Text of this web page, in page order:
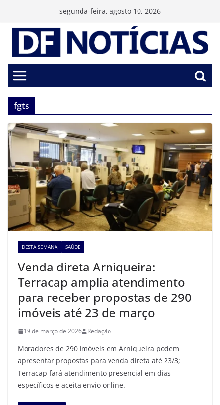
conteúdo
segunda-feira, agosto 10, 2026
fgts
DESTA SEMANA SAÚDE
Venda direta Arniqueira:
Terracap amplia atendimento
para receber propostas de 290
imóveis até 23 de março
19 de março de 2026 Redação
Moradores de 290 imóveis em Arniqueira podem
apresentar propostas para venda direta até 23/3;
Terracap fará atendimento presencial em dias
específicos e aceita envio online.